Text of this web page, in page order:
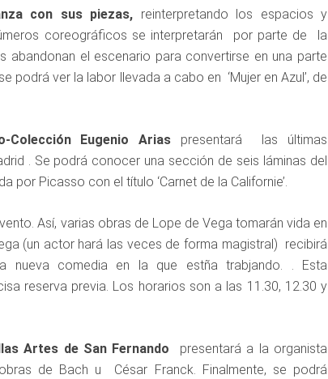
con sus piezas, reinterpretando los espacios y
coreográficos se interpretarán por parte de la
abandonan el escenario para convertirse en una parte
podrá ver la labor llevada a cabo en ‘Mujer en Azul’, de
Colección Eugenio Arias presentará las últimas
. Se podrá conocer una sección de seis láminas del
por Picasso con el título ‘Carnet de la Californie’.
Así, varias obras de Lope de Vega tomarán vida en
(un actor hará las veces de forma magistral) recibirá
comedia en la que estña trabjando. . Esta
reserva previa. Los horarios son a las 11.30, 12.30 y
Artes de San Fernando presentará a la organista
de Bach u César Franck. Finalmente, se podrá